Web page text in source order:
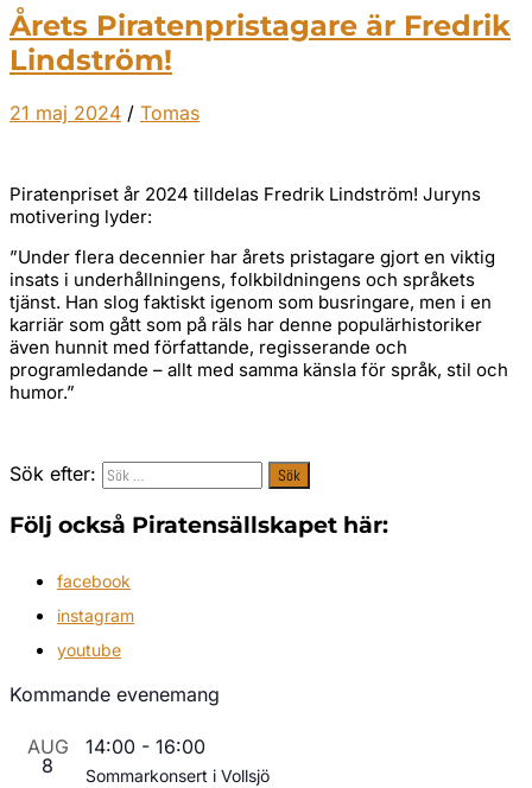
Årets Piratenpristagare är Fredrik
Lindström!
21 maj 2024 / Tomas
Piratenpriset år 2024 tilldelas Fredrik Lindström! Juryns
motivering lyder:
”Under flera decennier har årets pristagare gjort en viktig
insats i underhållningens, folkbildningens och språkets
tjänst. Han slog faktiskt igenom som busringare, men i en
karriär som gått som på räls har denne populärhistoriker
även hunnit med författande, regisserande och
programledande – allt med samma känsla för språk, stil och
humor.”
Sök efter:
Följ också Piratensällskapet här:
facebook
instagram
youtube
Kommande evenemang
AUG
8
14:00 - 16:00
Sommarkonsert i Vollsjö